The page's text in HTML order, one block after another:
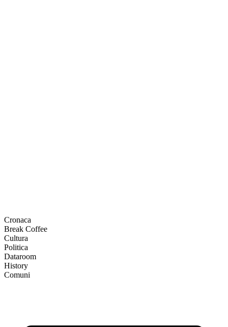
Cronaca
Break Coffee
Cultura
Politica
Dataroom
History
Comuni